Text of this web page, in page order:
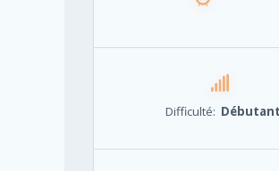
Difficulté: Débutant